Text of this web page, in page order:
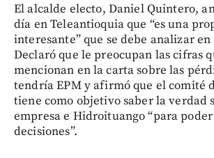
El alcalde electo, Daniel Quintero,
día en Teleantioquia que “es una
interesante” que se debe analizar
Declaró que le preocupan las cifras
mencionan en la carta sobre las
tendría EPM y afirmó que el comité
tiene como objetivo saber la verdad
empresa e Hidroituango “para
decisiones”.